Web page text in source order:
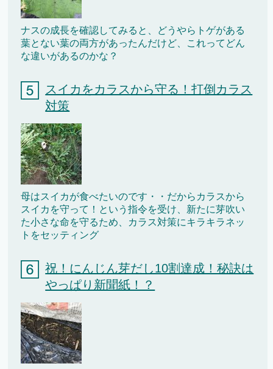
ナスの成長を確認してみると、どうやらトゲがある
葉とない葉の両方があったんだけど、これってどん
な違いがあるのかな？
スイカをカラスから守る！打倒カラス
対策
母はスイカが食べたいのです・・だからカラスから
スイカを守って！という指令を受け、新たに芽吹い
た小さな命を守るため、カラス対策にキラキラネッ
トをセッティング
祝！にんじん芽だし10割達成！秘訣は
やっぱり新聞紙！？